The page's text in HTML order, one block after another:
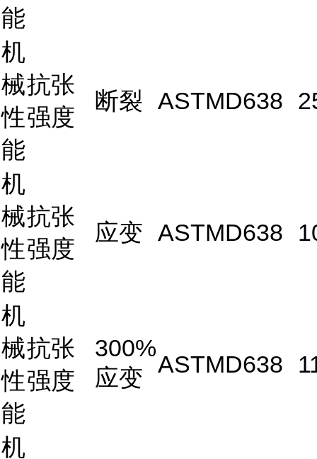
能
机
械
性
能
抗张
强度
断裂 ASTMD638
机
械
性
能
抗张
强度
应变 ASTMD638
机
械
性
能
抗张
强度
300%
应变 ASTMD638
机